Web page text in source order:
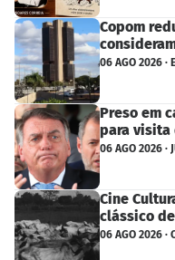
Copom
06 AGO 2026 ·
Preso em
para visita
06 AGO 2026 ·
Cine
clássico
06 AGO 2026 ·